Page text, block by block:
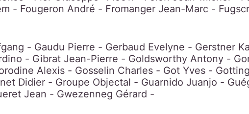
- Fougeron André - Fromanger Jean-Marc -
- Gaudu Pierre - Gerbaud Evelyne - Gerstner
- Gibrat Jean-Pierre - Goldsworthy Antony -
Alexis - Gosselin Charles - Got Yves -
Didier - Groupe Objectal - Guarnido Juanjo -
Jean - Gwezenneg Gérard -